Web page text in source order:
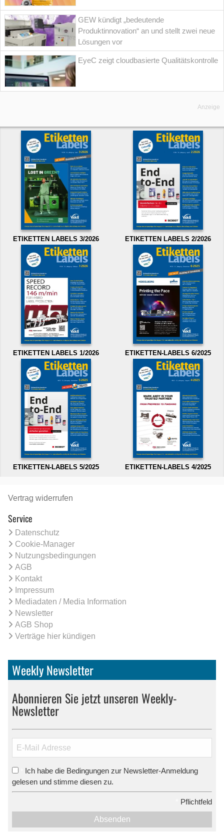
GEW kündigt „bedeutende
Produktinnovation“ an und stellt zwei neue
Lösungen vor
EyeC zeigt cloudbasierte Qualitätskontrolle
Anzeige
ETIKETTEN LABELS 3/2026 ETIKETTEN LABELS 2/2026
ETIKETTEN LABELS 1/2026 ETIKETTEN-LABELS 6/2025
ETIKETTEN-LABELS 5/2025 ETIKETTEN-LABELS 4/2025
Vertrag widerrufen
Service
Datenschutz
Cookie-Manager
Nutzungsbedingungen
AGB
Kontakt
Impressum
Mediadaten / Media Information
Newsletter
AGB Shop
Verträge hier kündigen
Weekly Newsletter
Abonnieren Sie jetzt unseren Weekly-
Newsletter
Ich habe die Bedingungen zur Newsletter-Anmeldung
gelesen und stimme diesen zu.
Pflichtfeld
Absenden